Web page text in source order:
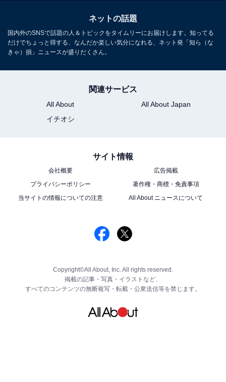
ネットの話題
国内外のSNSで話題の人＆トピックをタイムリーにお届けします。知ってる
だけでちょっと得する、なんだか楽しい気分になれる、ネット発「知ら（な
きゃ）損」ニュースが盛りだくさん。
関連サービス
All About
All About Japan
イチオシ
サイト情報
会社概要
広告掲載
プライバシーポリシー
著作権・商標・免責事項
当サイトの情報についての注意
All About ニュースについて
Copyright©All About, Inc. All rights reserved.
掲載の記事・写真・イラストなど、
すべてのコンテンツの無断複写・転載・公衆送信等を禁じます。